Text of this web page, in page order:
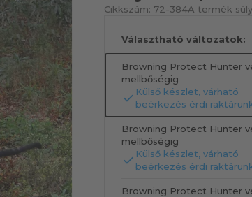
Cikkszám: 72-384A termék
Választható változatok:
Browning Protect Hunter
mellbőségig
Külső készlet, várható
beérkezés érdi
Browning Protect Hunter
mellbőségig
Külső készlet, várható
beérkezés érdi
Browning Protect Hunter